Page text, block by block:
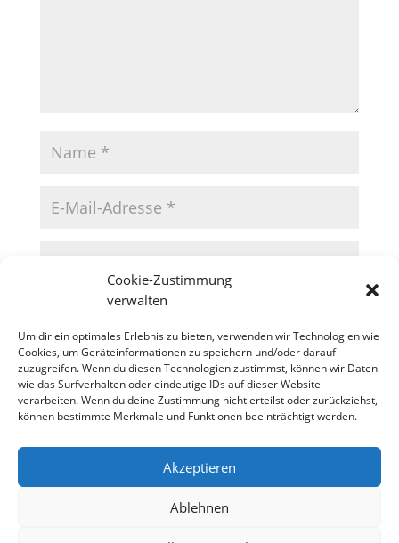
Cookie-Zustimmung
verwalten
Um dir ein optimales Erlebnis zu bieten, verwenden wir Technologien wie
Cookies, um Geräteinformationen zu speichern und/oder darauf
zuzugreifen. Wenn du diesen Technologien zustimmst, können wir Daten
wie das Surfverhalten oder eindeutige IDs auf dieser Website
verarbeiten. Wenn du deine Zustimmung nicht erteilst oder zurückziehst,
können bestimmte Merkmale und Funktionen beeinträchtigt werden.
Akzeptieren
Ablehnen
Datenschutzerklärung
Impressum
Cookie-Richtlinie (EU)